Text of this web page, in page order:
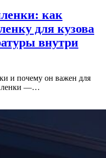
как
для кузова
внутри
и почему он важен для
—…